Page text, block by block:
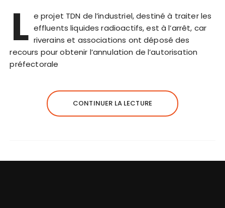
L e projet TDN de l’industriel, destiné à traiter les
effluents liquides radioactifs, est à l’arrêt, car
riverains et associations ont déposé des
recours pour obtenir l’annulation de l’autorisation
préfectorale
CONTINUER LA LECTURE